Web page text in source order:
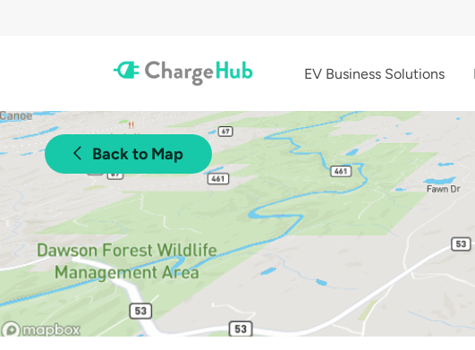
EV Business Solutions
Back to Map